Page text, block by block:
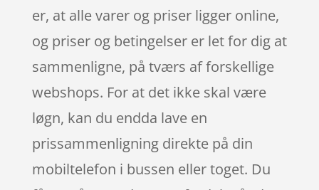
er, at alle varer og priser ligger online,
og priser og betingelser er let for dig at
sammenligne, på tværs af forskellige
webshops. For at det ikke skal være
løgn, kan du endda lave en
prissammenligning direkte på din
mobiltelefon i bussen eller toget. Du